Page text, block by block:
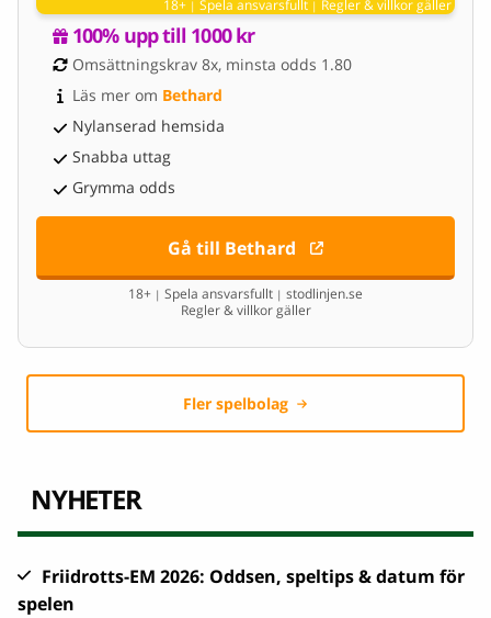
18+ | Spela ansvarsfullt | Regler & villkor gäller
100% upp till 1000 kr
Omsättningskrav 8x, minsta odds 1.80
Läs mer om Bethard
Nylanserad hemsida
Snabba uttag
Grymma odds
Gå till Bethard
18+ | Spela ansvarsfullt | stodlinjen.se
Regler & villkor gäller
Fler spelbolag
NYHETER
Friidrotts-EM 2026: Oddsen, speltips & datum för
spelen